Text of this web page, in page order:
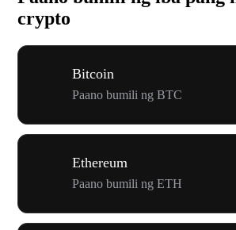
crypto
Bitcoin
Paano bumili ng BTC
Ethereum
Paano bumili ng ETH